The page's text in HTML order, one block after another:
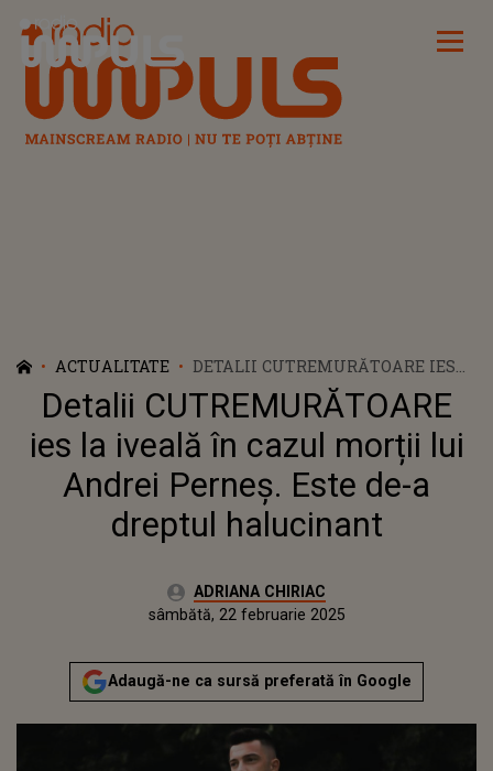
Radio Impuls
ACTUALITATE
DETALII CUTREMURĂTOARE IES
LA IVEALĂ ÎN CAZUL MORȚII LUI
ANDREI PERNEȘ. ESTE DE-A
DREPTUL HALUCINANT
Detalii CUTREMURĂTOARE
ies la iveală în cazul morții lui
Andrei Perneș. Este de-a
dreptul halucinant
Autor:ADRIANA CHIRIAC
Publicat:
sâmbătă, 22 februarie 2025
Adaugă-ne ca sursă preferată în Google